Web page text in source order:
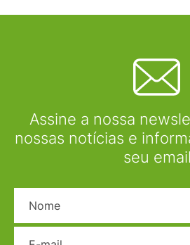
Assine a nossa
nossas notícias e
seu email